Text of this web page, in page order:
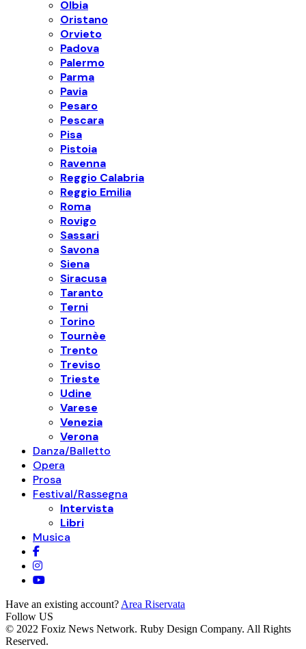
Olbia
Oristano
Orvieto
Padova
Palermo
Parma
Pavia
Pesaro
Pescara
Pisa
Pistoia
Ravenna
Reggio Calabria
Reggio Emilia
Roma
Rovigo
Sassari
Savona
Siena
Siracusa
Taranto
Terni
Torino
Tournèe
Trento
Treviso
Trieste
Udine
Varese
Venezia
Verona
Danza/Balletto
Opera
Prosa
Festival/Rassegna
Intervista
Libri
Musica
Have an existing account? Area Riservata
Follow US
© 2022 Foxiz News Network. Ruby Design Company. All Rights
Reserved.